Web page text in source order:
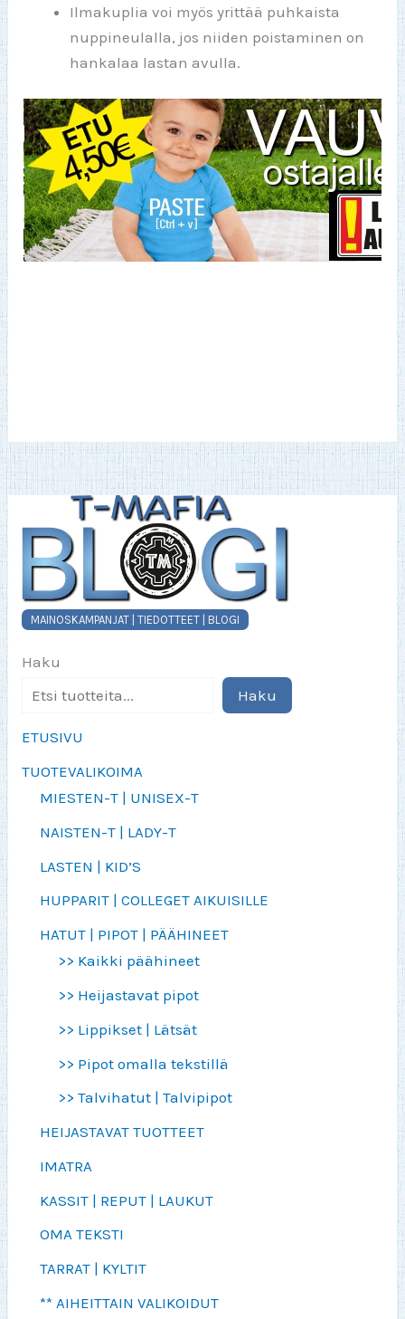
MAINOSKAMPANJAT | TIEDOTTEET | BLOGI
Haku
Haku
ETUSIVU
TUOTEVALIKOIMA
MIESTEN-T | UNISEX-T
NAISTEN-T | LADY-T
LASTEN | KID’S
HUPPARIT | COLLEGET AIKUISILLE
HATUT | PIPOT | PÄÄHINEET
>> Kaikki päähineet
>> Heijastavat pipot
>> Lippikset | Lätsät
>> Pipot omalla tekstillä
>> Talvihatut | Talvipipot
HEIJASTAVAT TUOTTEET
IMATRA
KASSIT | REPUT | LAUKUT
OMA TEKSTI
TARRAT | KYLTIT
** AIHEITTAIN VALIKOIDUT
Ilmakuplia voi myös yrittää puhkaista
nuppineulalla, jos niiden poistaminen on
hankalaa lastan avulla.